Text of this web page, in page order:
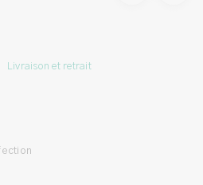
Livraison et retrait